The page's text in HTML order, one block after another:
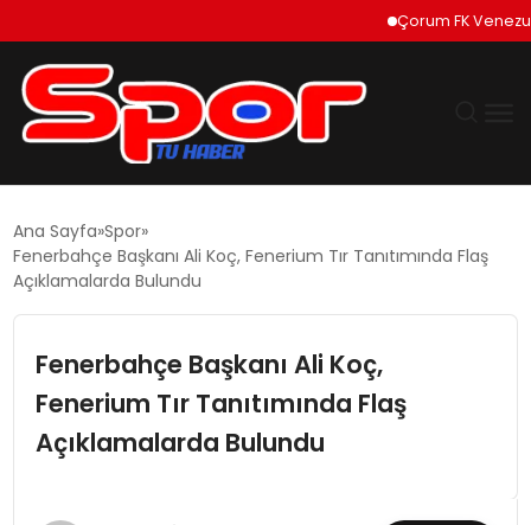
Çorum FK
DÜNYA
SIYASET
TEKNOLOJI
Ana Sayfa Spor
Fenerbahçe Başkanı Ali Koç, Fenerium Tır Tanıtımında Flaş
Açıklamalarda Bulundu
Fenerbahçe Başkanı Ali Koç,
Fenerium Tır Tanıtımında Flaş
Açıklamalarda Bulundu